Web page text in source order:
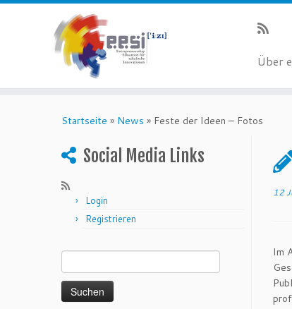
Über
Startseite » News » Feste der Ideen – Fotos
Social Media Links
Login
Registrieren
12
Im